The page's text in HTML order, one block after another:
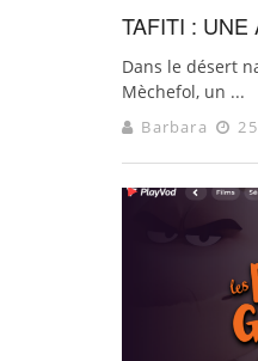
TAFITI :
Dans le désert
Mèchefol, un ...
Barbara